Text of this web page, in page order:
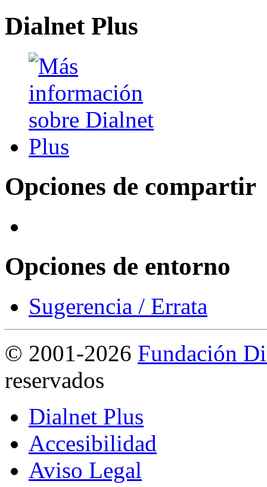
Dialnet Plus
Opciones de compartir
Opciones de entorno
Sugerencia / Errata
© 2001-2026 Fundación
reservados
Dialnet Plus
Accesibilidad
Aviso Legal